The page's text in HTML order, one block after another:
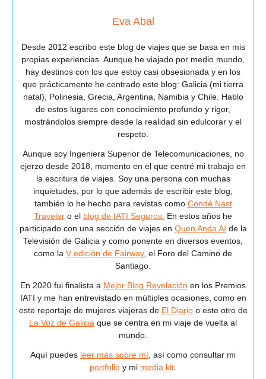
Eva Abal
Desde 2012 escribo este blog de viajes que se basa en mis
propias experiencias. Aunque he viajado por medio mundo,
hay destinos con los que estoy casi obsesionada y en los
que prácticamente he centrado este blog: Galicia (mi tierra
natal), Polinesia, Grecia, Argentina, Namibia y Chile. Hablo
de estos lugares con conocimiento profundo y rigor,
mostrándolos siempre desde la realidad sin edulcorar y el
respeto.
Aunque soy Ingeniera Superior de Telecomunicaciones, no
ejerzo desde 2018, momento en el que centré mi trabajo en
la escritura de viajes. Soy una persona con muchas
inquietudes, por lo que además de escribir este blog,
también lo he hecho para revistas como Condé Nast
Traveler o el blog de IATI Seguros. En estos años he
participado con una sección de viajes en Quen Anda Aíde la
Televisión de Galicia y como ponente en diversos eventos,
como la V edición de Fairway, el Foro del Camino de
Santiago.
En 2020 fui finalista a Mejor Blog Revelación en los Premios
IATI y me han entrevistado en múltiples ocasiones, como en
este reportaje de mujeres viajeras de El Diarioo este otro de
La Voz de Galicia que se centra en mi viaje de vuelta al
mundo.
Aquí puedes leer más sobre mí, así como consultar mi
portfolio y mi media kit.